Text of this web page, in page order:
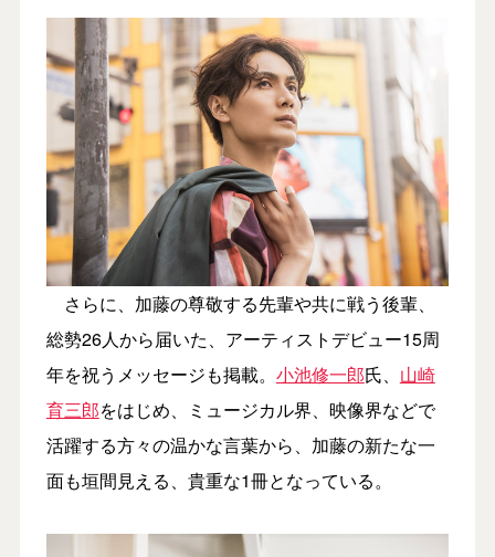
さらに、加藤の尊敬する先輩や共に戦う後輩、
総勢26人から届いた、アーティストデビュー15周
年を祝うメッセージも掲載。 小池修一郎氏、 山崎
育三郎をはじめ、ミュージカル界、映像界などで
活躍する方々の温かな言葉から、加藤の新たな一
面も垣間見える、貴重な1冊となっている。